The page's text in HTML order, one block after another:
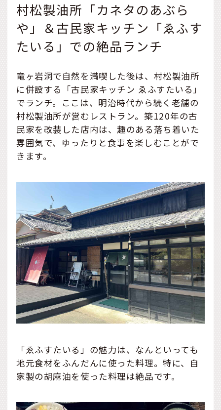
村松製油所「カネタのあぶら
や」＆古民家キッチン「ゑふす
たいる」での絶品ランチ
竜ヶ岩洞で自然を満喫した後は、村松製油所
に併設する「古民家キッチン ゑふすたいる」
でランチ。ここは、明治時代から続く老舗の
村松製油所が営むレストラン。築120年の古
民家を改装した店内は、趣のある落ち着いた
雰囲気で、ゆったりと食事を楽しむことがで
きます。
「ゑふすたいる」の魅力は、なんといっても
地元食材をふんだんに使った料理。特に、自
家製の胡麻油を使った料理は絶品です。